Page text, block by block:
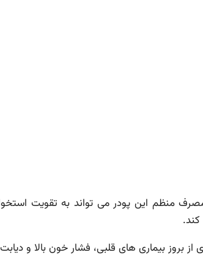
منظم این پودر می تواند به تقویت
بروز بیماری های قلبی، فشار خون بالا و